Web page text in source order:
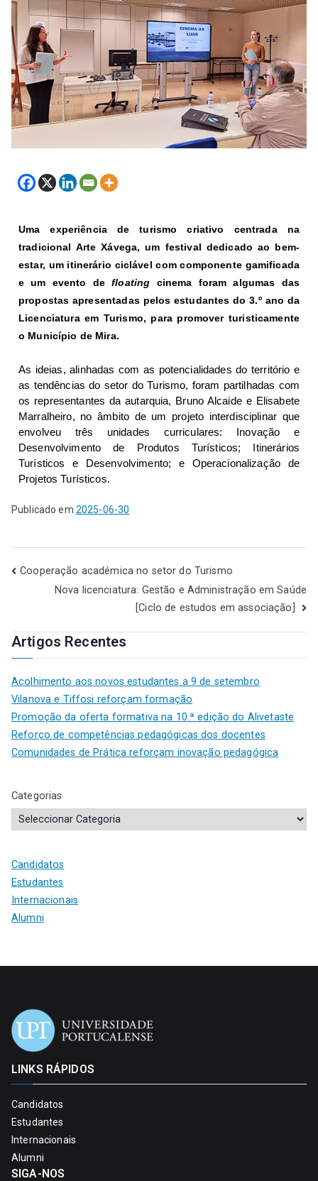
Uma experiência de turismo criativo centrada na
tradicional Arte Xávega, um festival dedicado ao bem-
estar, um itinerário ciclável com componente gamificada
e um evento de floating cinema
foram algumas das
propostas apresentadas pelos estudantes do 3.º ano da
Licenciatura em Turismo, para promover turisticamente
o Município de Mira.
As ideias, alinhadas com as potencialidades do território e
as tendências do setor do Turismo, foram partilhadas com
os representantes da autarquia, Bruno Alcaide e Elisabete
Marralheiro, no âmbito de um projeto interdisciplinar que
envolveu três unidades curriculares:
Inovação e
Desenvolvimento de Produtos Turísticos;
Itinerários
Turísticos
e
Desenvolvimento; e Operacionalização de
Projetos Turísticos.
Publicado em 2025-06-30
Cooperação académica no setor do Turismo
Nova licenciatura: Gestão e Administração em Saúde
[Ciclo de estudos em associação]
Artigos Recentes
Acolhimento aos novos estudantes a 9 de setembro
Vilanova e Tiffosi reforçam formação
Promoção da oferta formativa na 10.ª edição do Alivetaste
Reforço de competências pedagógicas dos docentes
Comunidades de Prática reforçam inovação pedagógica
Categorias
Candidatos
Estudantes
Internacionais
Alumni
LINKS RÁPIDOS
Candidatos
Estudantes
Internacionais
Alumni
SIGA-NOS